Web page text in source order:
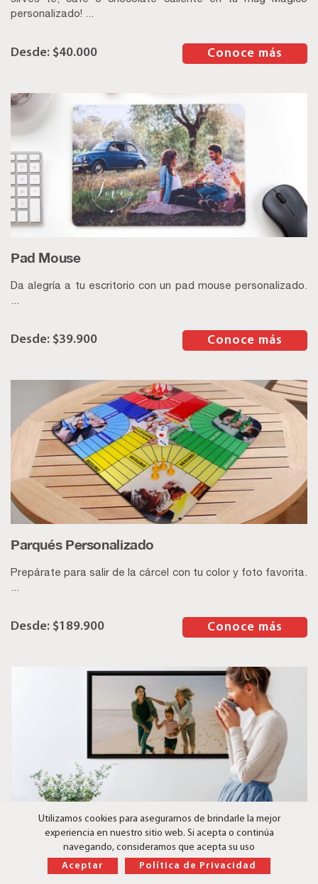
personalizado! ...
$40.000 Conoce más
Pad Mouse
Da alegría a tu escritorio con un pad mouse personalizado.
$39.900 Conoce más
Parqués Personalizado
Prepárate para salir de la cárcel con tu color y foto favorita.
$189.900 Conoce más
Photo Flotante
Completa la elegancia de tu fotografía con un precioso
Flotante. ...
¿Necesitas ayuda?
Utilizamos cookies para asegurarnos de brindarle la mejor
experiencia en nuestro sitio web. Si acepta o continúa
navegando, consideramos que acepta su uso
Aceptar
Política de Privacidad